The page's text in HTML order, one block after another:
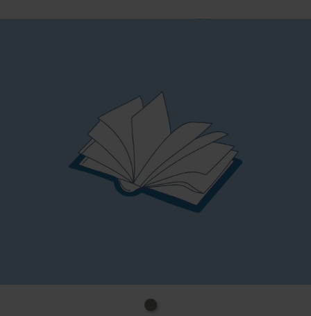
Fünfzehn Jahre später, 1945: Nach dem Krieg
oder nicht wiederzuerkennen. Und ist Eva wirklich
tot? Während die Stadt unter dem Druck der
nahenden sowjetischen Besatzung steht, gerät Felix
in ein Netz aus Verrat und tödlichen Geheimnissen,
das seinen Ursprung in den finstersten Winkeln
seiner Vergangenheit hat.
SPIEGEL-Bestsellerautor Kai Meyer erzählt einmal
Kosten: 12€ Erw., 6€ erm.